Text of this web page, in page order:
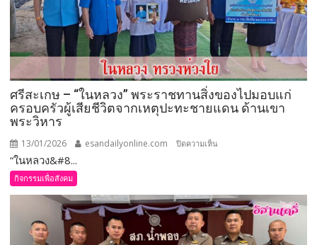
ประชุม
สามัญ
ครั้ง
ที่
23
ประจำ
ปี
ข่าย
และ
ยก
ศรีสะเกษ – “ในหลวง” พระราชทานสิ่งของไปมอบแก่
ครอบครัวผู้เสียชีวิตจากเหตุปะทะชายแดน ด้านเขา
พระวิหาร
13/01/2026 esandailyonline.com ปิดความเห็น
พระราชทาน
สิ่งของ
ไป
“ในหลวง&#8...
กิจกรรมเพื่อสังคม